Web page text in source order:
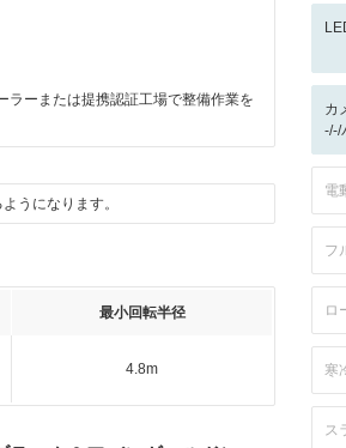
ラーまたは提携認証工場で整備作業を
うになります。
最小回転半径
4.8m
カ
-/-/
電
フ
ロ
寒
ス